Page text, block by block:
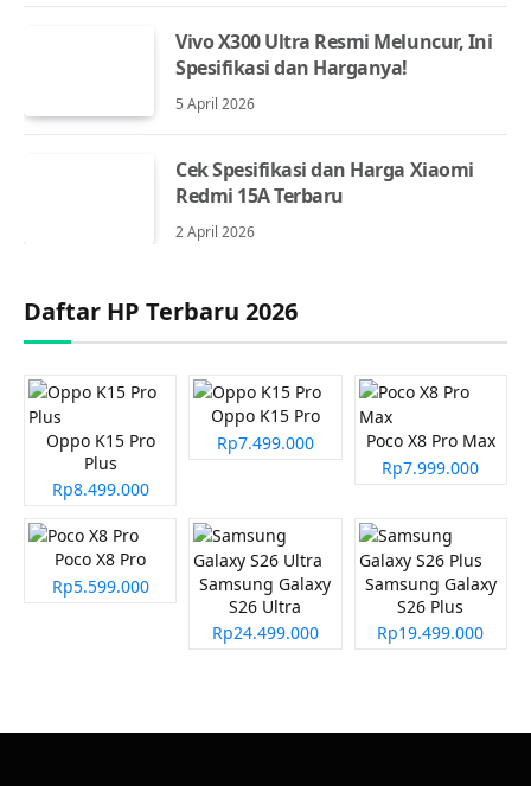
Vivo X300 Ultra Resmi Meluncur, Ini
Spesifikasi dan Harganya!
5 April 2026
Cek Spesifikasi dan Harga Xiaomi
Redmi 15A Terbaru
2 April 2026
Daftar HP Terbaru 2026
Oppo K15 Pro
Plus
Rp8.499.000
Oppo K15 Pro
Rp7.499.000
Poco X8 Pro Max
Rp7.999.000
Poco X8 Pro
Rp5.599.000
Samsung Galaxy
S26 Ultra
Rp24.499.000
Samsung Galaxy
S26 Plus
Rp19.499.000